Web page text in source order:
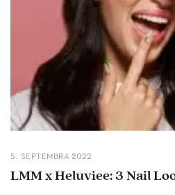
5. SEPTEMBRA 2022
LMM x Heluviee: 3 Nail